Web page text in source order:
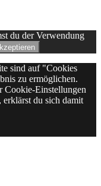
du der Verwendung
sind auf "Cookies
zu ermöglichen.
Cookie-Einstellungen
du sich damit